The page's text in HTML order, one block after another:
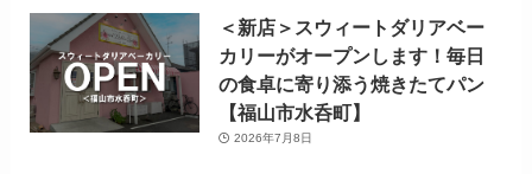
＜新店＞スウィートダリアベー
カリーがオープンします！毎日
の食卓に寄り添う焼きたてパン
【福山市水呑町】
2026年7月8日